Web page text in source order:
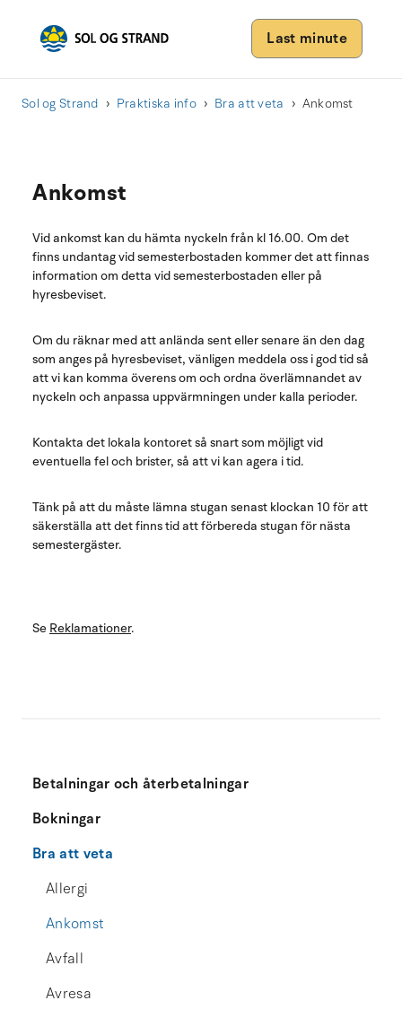
Last minute
Sol og Strand Praktiska info Bra att veta Ankomst
Betalningar och återbetalningar
Bokningar
Bra att veta
Allergi
Ankomst
Avfall
Avresa
Ankomst
Vid ankomst kan du hämta nyckeln från kl 16.00. Om det
finns undantag vid semesterbostaden kommer det att finnas
information om detta vid semesterbostaden eller på
hyresbeviset.
Om du räknar med att anlända sent eller senare än den dag
som anges på hyresbeviset, vänligen meddela oss i god tid så
att vi kan komma överens om och ordna överlämnandet av
nyckeln och anpassa uppvärmningen under kalla perioder.
Kontakta det lokala kontoret så snart som möjligt vid
eventuella fel och brister, så att vi kan agera i tid.
Tänk på att du måste lämna stugan senast klockan 10 för att
säkerställa att det finns tid att förbereda stugan för nästa
semestergäster.
Se Reklamationer.